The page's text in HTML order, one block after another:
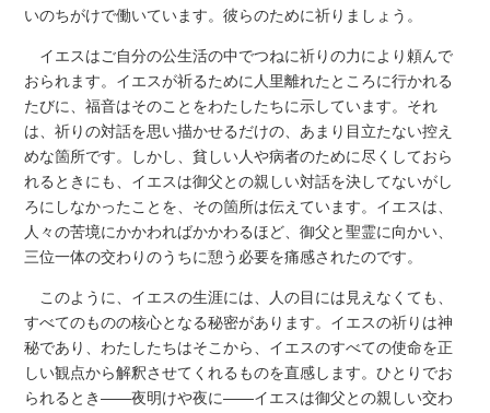
いのちがけで働いています。彼らのために祈りましょう。
イエスはご自分の公生活の中でつねに祈りの力により頼んで
おられます。イエスが祈るために人里離れたところに行かれる
たびに、福音はそのことをわたしたちに示しています。それ
は、祈りの対話を思い描かせるだけの、あまり目立たない控え
めな箇所です。しかし、貧しい人や病者のために尽くしておら
れるときにも、イエスは御父との親しい対話を決してないがし
ろにしなかったことを、その箇所は伝えています。イエスは、
人々の苦境にかかわればかかわるほど、御父と聖霊に向かい、
三位一体の交わりのうちに憩う必要を痛感されたのです。
このように、イエスの生涯には、人の目には見えなくても、
すべてのものの核心となる秘密があります。イエスの祈りは神
秘であり、わたしたちはそこから、イエスのすべての使命を正
しい観点から解釈させてくれるものを直感します。ひとりでお
られるとき――夜明けや夜に――イエスは御父との親しい交わ